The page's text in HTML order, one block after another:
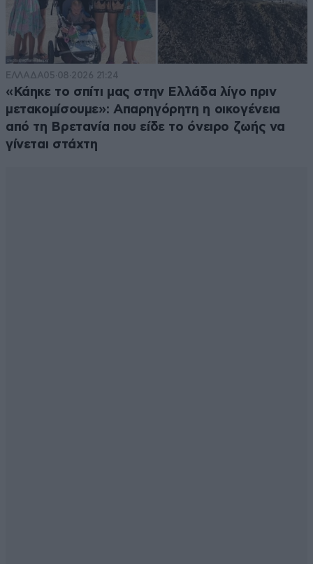
ΕΛΛΑΔΑ05·08·2026 21:24
«Κάηκε το σπίτι μας στην Ελλάδα λίγο πριν
μετακομίσουμε»: Απαρηγόρητη η οικογένεια
από τη Βρετανία που είδε το όνειρο ζωής να
γίνεται στάχτη